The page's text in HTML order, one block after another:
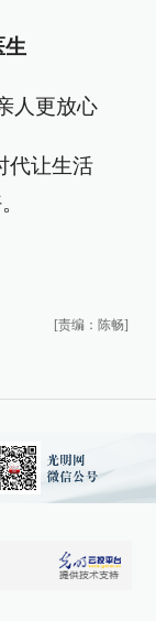
生
人更放心
代让生活
[责编：陈畅]